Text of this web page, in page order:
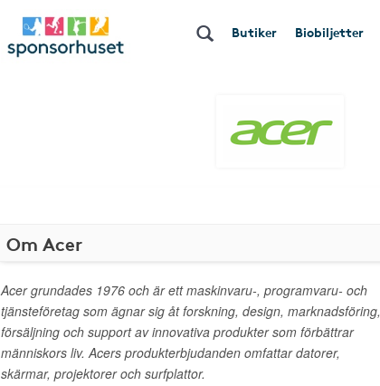
Butiker Biobiljetter
Om Acer
Acer grundades 1976 och är ett maskinvaru-, programvaru- och
tjänsteföretag som ägnar sig åt forskning, design, marknadsföring,
försäljning och support av innovativa produkter som förbättrar
människors liv. Acers produkterbjudanden omfattar datorer,
skärmar, projektorer och surfplattor.